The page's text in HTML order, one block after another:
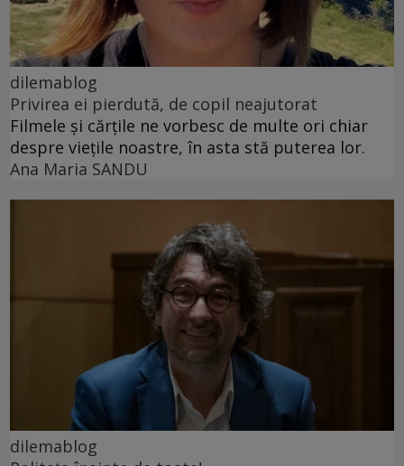
dilemablog
Privirea ei pierdută, de copil neajutorat
Filmele și cărțile ne vorbesc de multe ori chiar
despre viețile noastre, în asta stă puterea lor.
Ana Maria SANDU
dilemablog